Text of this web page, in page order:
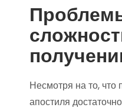
Несмотря на то, что
апостиля